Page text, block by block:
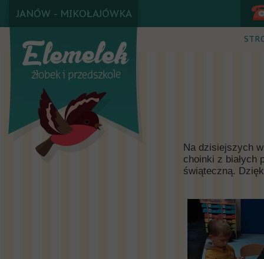
JANÓW - MIKOŁAJÓWKA
Na dzisiejszych
choinki z białych
świąteczną.